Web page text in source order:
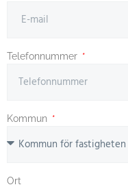
Telefonnummer
Kommun
Ort